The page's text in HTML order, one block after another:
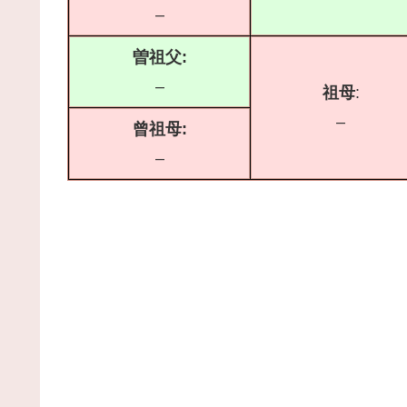
–
曽祖父:
–
祖母:
–
曾祖母:
–